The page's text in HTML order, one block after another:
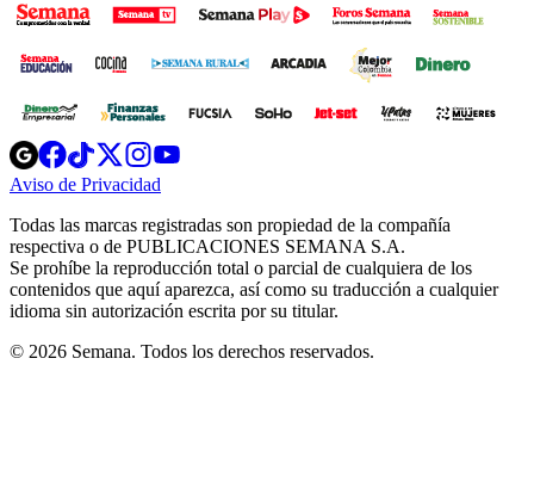
Opens
in
new
Opens
in
new
Opens
in
new
window
Opens
new
windowwindow
Aviso de Privacidad
new
window
Todas las marcas registradas son propiedad de la compañía
respectiva o de PUBLICACIONES SEMANA S.A.
Se prohíbe la reproducción total o parcial de cualquiera de los
contenidos que aquí aparezca, así como su traducción a cualquier
idioma sin autorización escrita por su titular.
© 2026 Semana. Todos los derechos reservados.